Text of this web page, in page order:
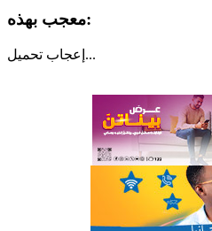
معجب بهذه:
إعجاب تحميل...